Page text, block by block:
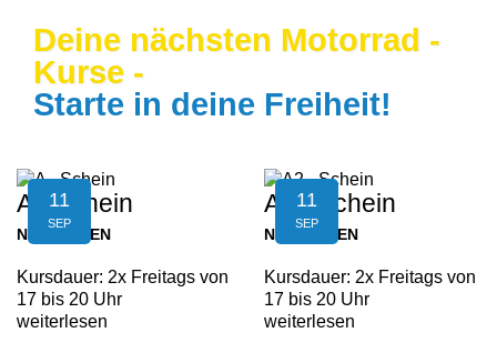
Deine nächsten Motorrad -
Kurse -
Starte in deine Freiheit!
11
SEP
A - Schein
NEUFELDEN
Kursdauer: 2x Freitags von
17 bis 20 Uhr
weiterlesen
11
SEP
A2 - Schein
NEUFELDEN
Kursdauer: 2x Freitags von
17 bis 20 Uhr
weiterlesen